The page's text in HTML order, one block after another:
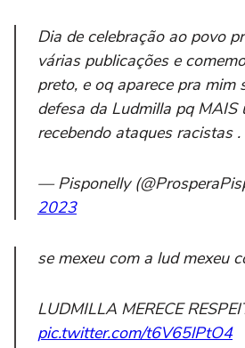
Dia de celebração ao povo
várias publicações e
preto, e oq aparece pra mim
defesa da Ludmilla pq MAIS
recebendo ataques racistas .
— Pisponelly
2023
se mexeu com a lud mexeu
LUDMILLA MERECE
pic.twitter.com/t6V65lPtO4